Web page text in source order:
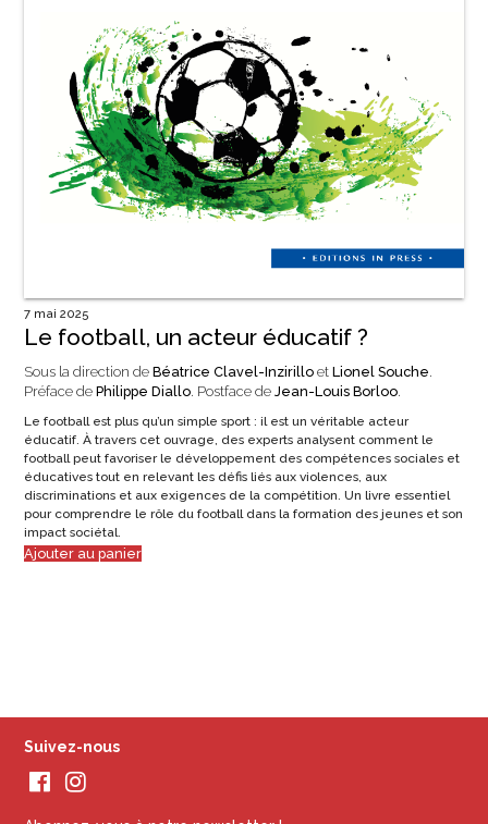
7 mai 2025
Le football, un acteur éducatif ?
Sous la direction de Béatrice Clavel-Inzirilloet Lionel Souche.
Préface de Philippe Diallo. Postface de Jean-Louis Borloo.
Le football est plus qu’un simple sport : il est un véritable acteur
éducatif. À travers cet ouvrage, des experts analysent comment le
football peut favoriser le développement des compétences sociales et
éducatives tout en relevant les défis liés aux violences, aux
discriminations et aux exigences de la compétition. Un livre essentiel
pour comprendre le rôle du football dans la formation des jeunes et son
impact sociétal.
Ajouter au panier
Suivez-nous